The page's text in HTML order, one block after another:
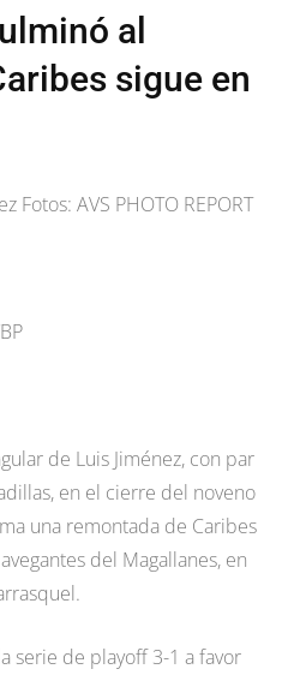
al
sigue en
Fotos: AVS PHOTO REPORT
de Luis Jiménez, con par
en el cierre del noveno
una remontada de Caribes
del Magallanes, en
serie de playoff 3-1 a favor